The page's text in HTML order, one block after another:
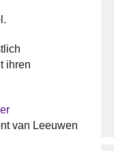
ihren
van Leeuwen